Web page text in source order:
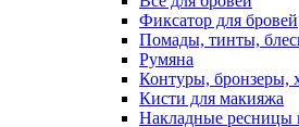
Фиксатор для бровей
Помады, тинты,
Румяна
Контуры, бронзеры,
Кисти для макияжа
Накладные ресницы